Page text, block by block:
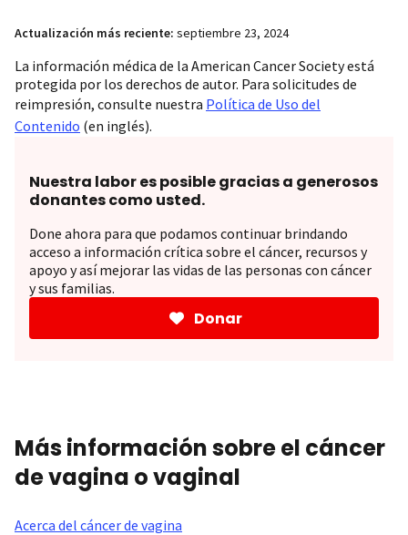
Actualización más reciente: septiembre 23, 2024
La información médica de la American Cancer Society está
protegida por los derechos de autor. Para solicitudes de
reimpresión, consulte nuestra Política de Uso del
Contenido (en inglés).
Nuestra labor es posible gracias a generosos
donantes como usted.
Done ahora para que podamos continuar brindando
acceso a información crítica sobre el cáncer, recursos y
apoyo y así mejorar las vidas de las personas con cáncer
y sus familias.
Donar
Más información sobre el cáncer
de vagina o vaginal
Acerca del cáncer de vagina